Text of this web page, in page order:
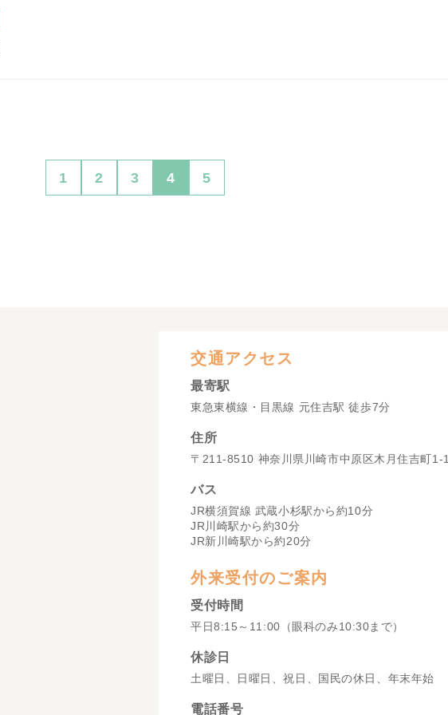
1 2 3 4 5
交通アクセス
最寄駅
東急東横線・目黒線 元住吉駅 徒歩7分
住所
〒211-8510 神奈川県川崎市中原区木月住吉町1-1
バス
JR横須賀線 武蔵小杉駅から約10分
JR川崎駅から約30分
JR新川崎駅から約20分
外来受付のご案内
受付時間
平日8:15～11:00（眼科のみ10:30まで）
休診日
土曜日、日曜日、祝日、国民の休日、年末年始
電話番号